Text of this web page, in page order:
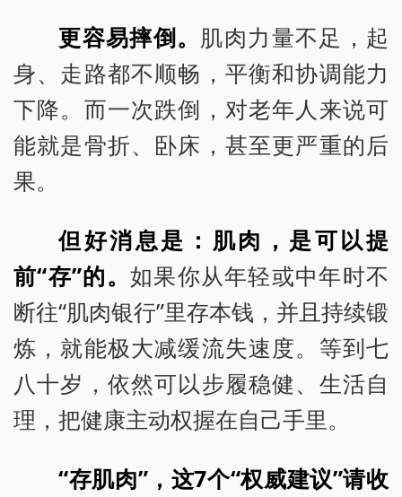
更容易摔倒。 肌肉力量不足，起
身、走路都不顺畅，平衡和协调能力
下降。而一次跌倒，对老年人来说可
能就是骨折、卧床，甚至更严重的后
果。
但好消息是：肌肉，是可以提
前“存”的。 如果你从年轻或中年时不
断往“肌肉银行”里存本钱，并且持续锻
炼，就能极大减缓流失速度。等到七
八十岁，依然可以步履稳健、生活自
理，把健康主动权握在自己手里。
“存肌肉”，这7个“权威建议”请收